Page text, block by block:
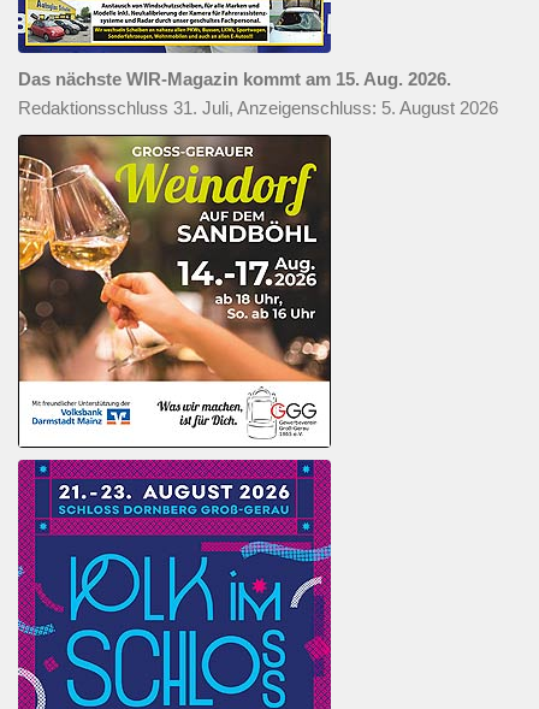
Das nächste WIR-Magazin kommt am 15. Aug. 2026.
Redaktionsschluss 31. Juli, Anzeigenschluss: 5. August 2026